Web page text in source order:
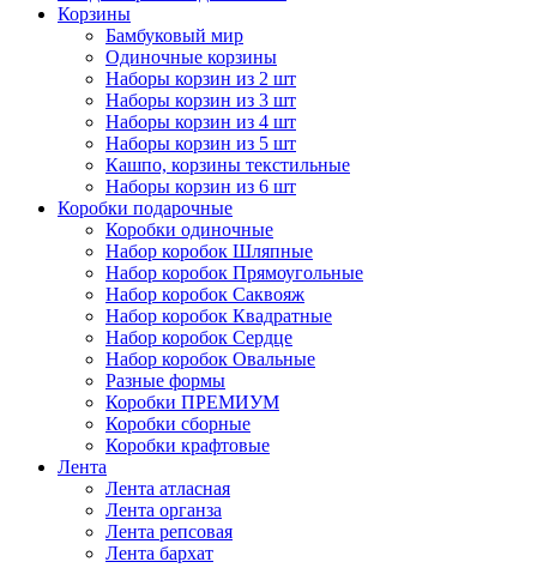
Корзины
Бамбуковый мир
Одиночные корзины
Наборы корзин из 2 шт
Наборы корзин из 3 шт
Наборы корзин из 4 шт
Наборы корзин из 5 шт
Кашпо, корзины текстильные
Наборы корзин из 6 шт
Коробки подарочные
Коробки одиночные
Набор коробок Шляпные
Набор коробок Прямоугольные
Набор коробок Саквояж
Набор коробок Квадратные
Набор коробок Сердце
Набор коробок Овальные
Разные формы
Коробки ПРЕМИУМ
Коробки сборные
Коробки крафтовые
Лента
Лента атласная
Лента органза
Лента репсовая
Лента бархат